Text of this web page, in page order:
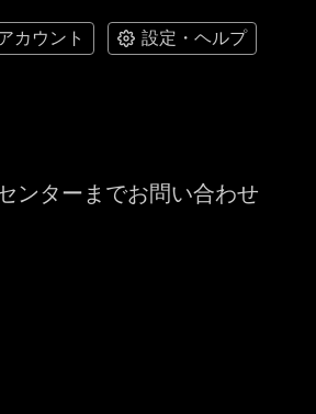
カウント 設定・ヘルプ
ンターまでお問い合わせ